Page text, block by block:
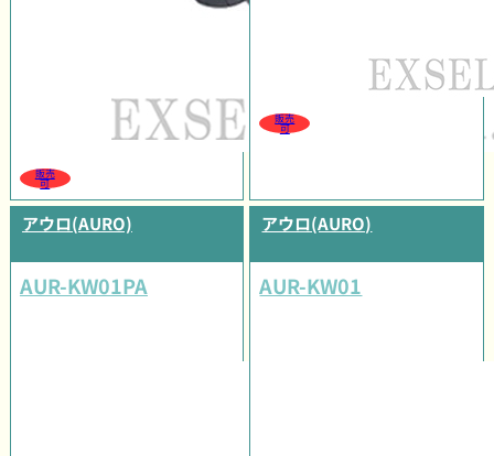
販売
可
販売
可
アウロ(AURO)
AUR-KW01PA
アウロ(AURO)
AUR-KW01